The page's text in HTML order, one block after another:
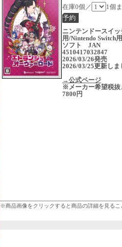
在庫0個／ 1個
ニンテンドースイッ
用/Nintendo Switch
ソフト JAN
4510417032847
2026/03/26発売
2026/03/25更新しま
→公式ページ
※メーカー希望税抜
7800円
※商品画像をクリックすると商品の詳細を見るこ